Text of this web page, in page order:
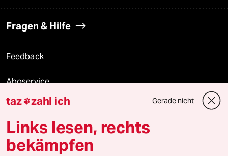
Fragen & Hilfe
Feedback
Aboservice
ePaper Login
Downloads für Abonnierende
taz zahl ich Gerade nicht
Links lesen, rechts
bekämpfen